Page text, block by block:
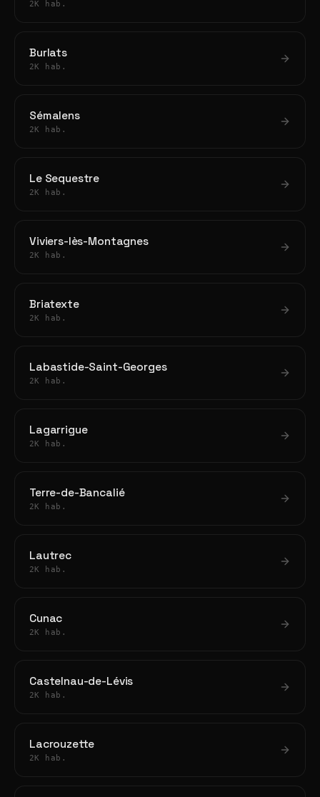
2K hab.
Burlats
2K hab.
Sémalens
2K hab.
Le Sequestre
2K hab.
Viviers-lès-Montagnes
2K hab.
Briatexte
2K hab.
Labastide-Saint-Georges
2K hab.
Lagarrigue
2K hab.
Terre-de-Bancalié
2K hab.
Lautrec
2K hab.
Cunac
2K hab.
Castelnau-de-Lévis
2K hab.
Lacrouzette
2K hab.